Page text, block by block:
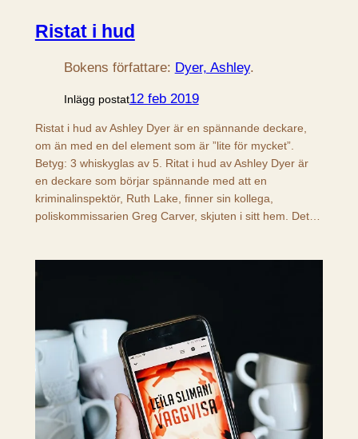
Ristat i hud
Bokens författare: Dyer, Ashley.
Inlägg postat12 feb 2019
Ristat i hud av Ashley Dyer är en spännande deckare,
om än med en del element som är ”lite för mycket”.
Betyg: 3 whiskyglas av 5. Ritat i hud av Ashley Dyer är
en deckare som börjar spännande med att en
kriminalinspektör, Ruth Lake, finner sin kollega,
poliskommissarien Greg Carver, skjuten i sitt hem. Det…